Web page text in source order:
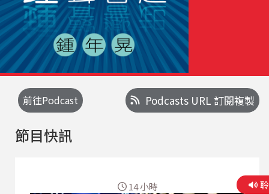
前往Podcast Podcasts URL 訂閱複製
節目快訊
14 小時